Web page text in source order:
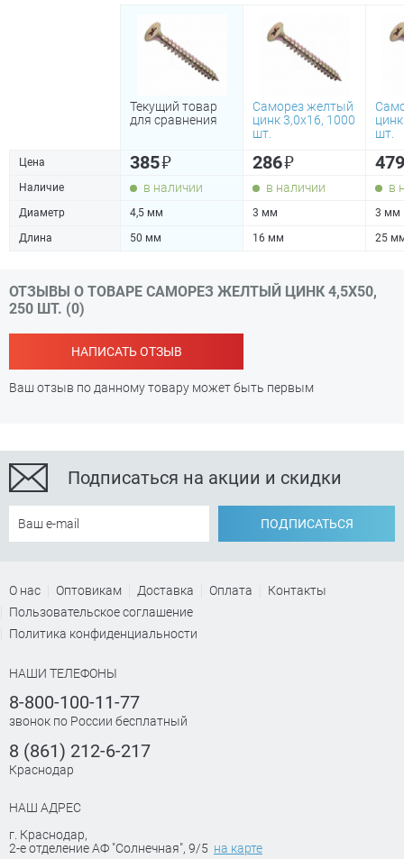
Текущий товар
для сравнения
Саморез желтый
цинк 3,0х16, 1000
шт.
шт.
Цена 385₽ 286₽
Наличие в наличии в наличии в
Диаметр 4,5 мм 3 мм
3 мм
Длина
50 мм 16 мм 25
ОТЗЫВЫ О ТОВАРЕ САМОРЕЗ ЖЕЛТЫЙ ЦИНК 4,5Х50,
250 ШТ. (0)
НАПИСАТЬ ОТЗЫВ
Ваш отзыв по данному товару может быть первым
Подписаться на акции и скидки
ПОДПИСАТЬСЯ
О нас Оптовикам Доставка Оплата
Контакты
Пользовательское соглашение
Политика конфиденциальности
НАШИ ТЕЛЕФОНЫ
8-800-100-11-77
звонок по России бесплатный
8 (861) 212-6-217
Краснодар
НАШ АДРЕС
г. Краснодар,
2-е отделение АФ "Солнечная", 9/5 на карте